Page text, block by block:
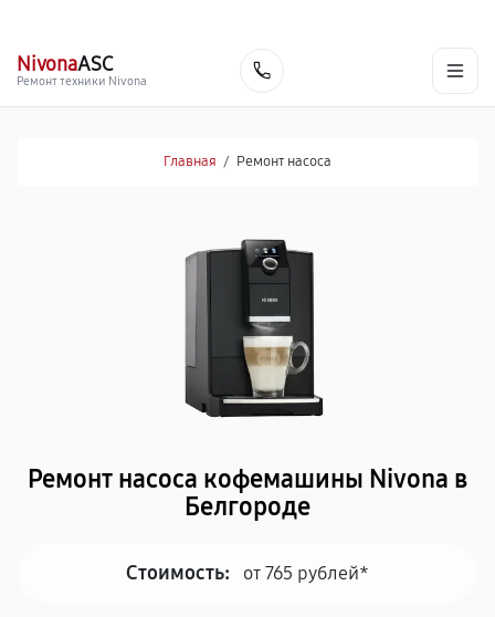
NivonaASC
Ремонт техники Nivona
Главная / Ремонт насоса
Ремонт насоса кофемашины Nivona в
Белгороде
Стоимость: от 765 рублей*